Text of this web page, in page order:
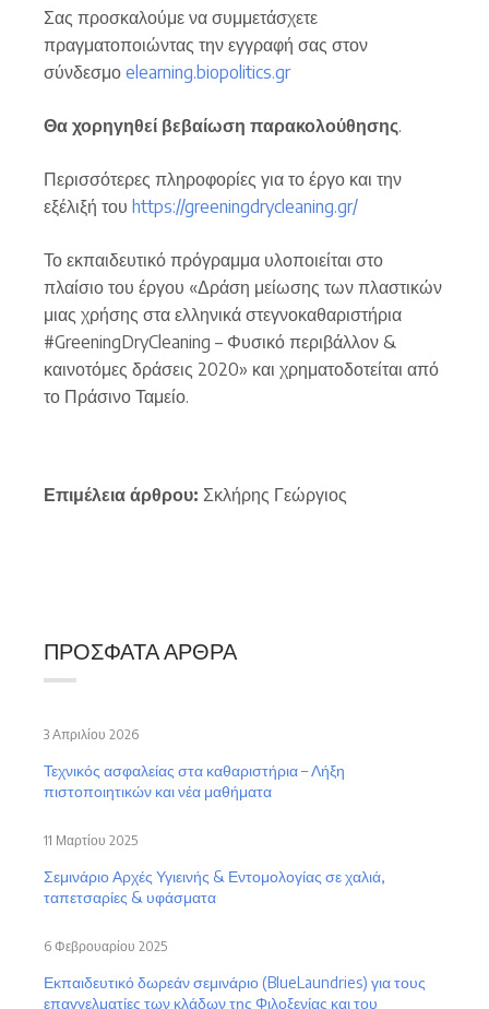
Σας προσκαλούμε να συμμετάσχετε
πραγματοποιώντας την εγγραφή σας στον
σύνδεσμο elearning.biopolitics.gr
Θα χορηγηθεί βεβαίωση παρακολούθησης.
Περισσότερες πληροφορίες για το έργο και την
εξέλιξή του https://greeningdrycleaning.gr/
Το εκπαιδευτικό πρόγραμμα υλοποιείται στο
πλαίσιο του έργου «Δράση μείωσης των πλαστικών
μιας χρήσης στα ελληνικά στεγνοκαθαριστήρια
#GreeningDryCleaning – Φυσικό περιβάλλον &
καινοτόμες δράσεις 2020» και χρηματοδοτείται από
το Πράσινο Ταμείο.
Επιμέλεια άρθρου: Σκλήρης Γεώργιος
ΠΡΌΣΦΑΤΑ ΆΡΘΡΑ
Τεχνικός ασφαλείας στα καθαριστήρια – Λήξη
πιστοποιητικών και νέα μαθήματα
3 Απριλίου 2026
Σεμινάριο Αρχές Υγιεινής & Εντομολογίας σε χαλιά,
ταπετσαρίες & υφάσματα
11 Μαρτίου 2025
Εκπαιδευτικό δωρεάν σεμινάριο (BlueLaundries) για τους
επαγγελματίες των κλάδων της Φιλοξενίας και του
6 Φεβρουαρίου 2025